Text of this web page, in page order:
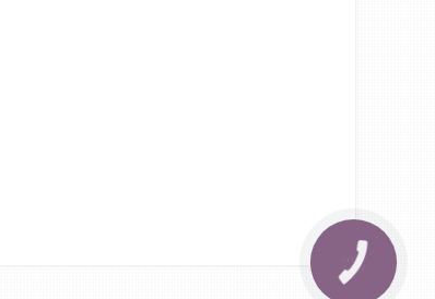
КНОПКА
ЗВ'ЯЗКУ